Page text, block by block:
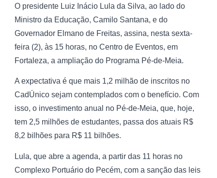
O presidente Luiz Inácio Lula da Silva, ao lado do
Ministro da Educação, Camilo Santana, e do
Governador Elmano de Freitas, assina, nesta sexta-
feira (2), às 15 horas, no Centro de Eventos, em
Fortaleza, a ampliação do Programa Pé-de-Meia.
A expectativa é que mais 1,2 milhão de inscritos no
CadÚnico sejam contemplados com o benefício. Com
isso, o investimento anual no Pé-de-Meia, que, hoje,
tem 2,5 milhões de estudantes, passa dos atuais R$
8,2 bilhões para R$ 11 bilhões.
Lula, que abre a agenda, a partir das 11 horas no
Complexo Portuário do Pecém, com a sanção das leis